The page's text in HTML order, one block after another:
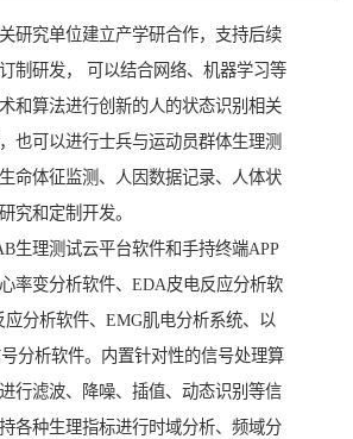
研究单位建立产学研合作，支持后续
制研发， 可以结合网络、机器学习等
和算法进行创新的人的状态识别相关
也可以进行士兵与运动员群体生理测
命体征监测、人因数据记录、人体状
究和定制开发。
生理测试云平台软件和手持终端APP
率变分析软件、EDA皮电反应分析软
应分析软件、EMG肌电分析系统、以
号分析软件。内置针对性的信号处理算
行滤波、降噪、插值、动态识别等信
各种生理指标进行时域分析、频域分